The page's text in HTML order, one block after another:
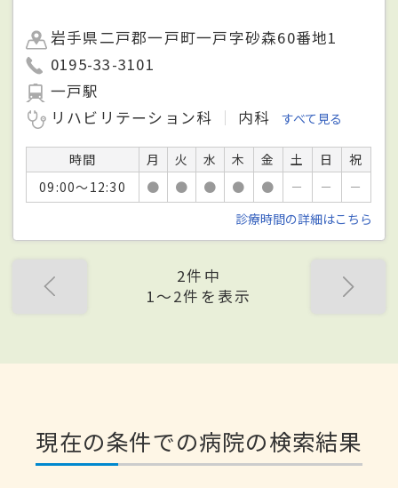
岩手県二戸郡一戸町一戸字砂森60番地1
0195-33-3101
一戸駅
リハビリテーション科
内科 すべて見る
時間 月 火 水 木 金 土 日
祝
09:00～12:30
● ● ● ● ● － －
－
診療時間の詳細はこちら
2件中
1〜2件を表示
現在の条件での病院の検索結果